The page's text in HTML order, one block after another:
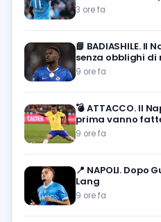
3 ore fa
📘 BADIASHILE. Il
senza obblighi di
9 ore fa
💣ATTACCO. Il
prima vanno
9 ore fa
📍 NAPOLI. Dopo
Lang
9 ore fa